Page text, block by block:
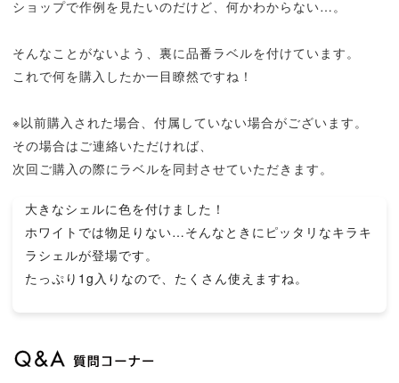
ショップで作例を見たいのだけど、何かわからない…。
そんなことがないよう、裏に品番ラベルを付けています。
これで何を購入したか一目瞭然ですね！
※以前購入された場合、付属していない場合がございます。
その場合はご連絡いただければ、
次回ご購入の際にラベルを同封させていただきます。
大きなシェルに色を付けました！
ホワイトでは物足りない…そんなときにピッタリなキラキ
ラシェルが登場です。
たっぷり1g入りなので、たくさん使えますね。